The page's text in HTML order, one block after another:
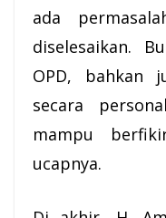
ada
diselesaikan.
OPD, bahkan
secara
mampu
ucapnya.